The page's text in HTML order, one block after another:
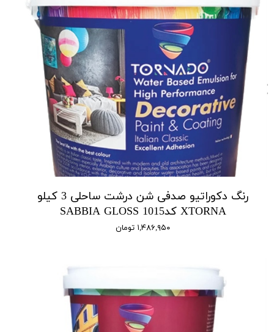
رنگ دکوراتیو صدفی شن درشت ساحلی 3 کیلو
XTORNA کد1015 SABBIA GLOSS
۱,۴۸۶,۹۵۰ تومان